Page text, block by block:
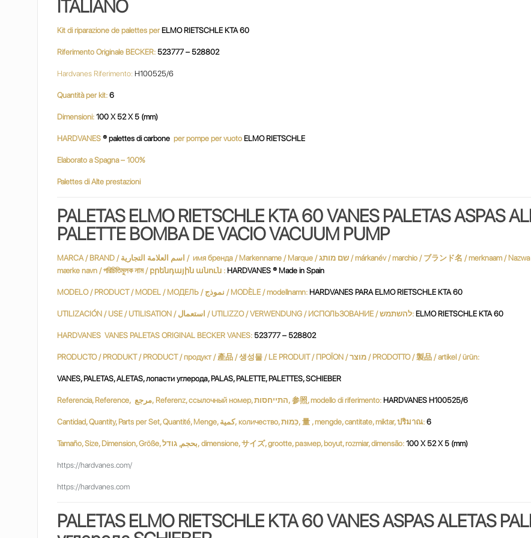
ITALIANO
Kit di riparazione de palettes per ELMO RIETSCHLE KTA 60
Riferimento Originale BECKER: 523777 – 528802
Hardvanes Riferimento: H100525/6
Quantità per kit: 6
Dimensioni: 100 X 52 X 5 (mm)
HARDVANES ® palettes di carbone per pompe per vuoto ELMO RIETSCHLE
Elaborato a Spagna – 100%
Palettes di Alte prestazioni
PALETAS ELMO RIETSCHLE KTA 60 VANES PALETAS ASPAS
PALETTE BOMBA DE VACIO VACUUM PUMP
MARCA / BRAND / اسم العلامة التجارية / имя бренда / Markenname / Marque / שם מותג / márkanév / marchio / ブランド名 / merknaam / Nazwa handlowa / nume de marcă / varumärke / marka adı / Марка /
mærke navn / পরিচিতিমুলক নাম / բրենդային անուն : HARDVANES ® Made in Spain
MODELO / PRODUCT / MODEL / МОДЕЛЬ / نموذج / MODÈLE / modellnamn: HARDVANES PARA ELMO RIETSCHLE KTA 60
UTILIZACIÓN / USE / UTILISATION / استعمال / UTILIZZO / VERWENDUNG / ИСПОЛЬЗОВАНИЕ / להשתמש: ELMO RIETSCHLE KTA 60
HARDVANES VANES PALETAS ORIGINAL BECKER VANES: 523777 – 528802
PRODUCTO / PRODUKT / PRODUCT / продукт / 產品 / 생성물 / LE PRODUIT / ΠΡΟΪΟΝ / מוצר / PRODOTTO / 製品 / artikel / ürün:
VANES, PALETAS, ALETAS, лопасти углерода, PALAS, PALETTE, PALETTES, SCHIEBER
Referencia, Reference, مرجع, Referenz, ссылочный номер, התייחסות, 参照, modello di riferimento:HARDVANES H100525/6
Cantidad, Quantity, Parts per Set, Quantité, Menge, كمية, количество, כַּמוּת, 量 , mengde, cantitate, miktar, ปริมาณ: 6
Tamaño, Size, Dimension, Größe, بحجم, גודל, dimensione, サイズ, grootte, размер, boyut, rozmiar, dimensão: 100 X 52 X 5 (mm)
https://hardvanes.com/
https://hardvanes.com
PALETAS ELMO RIETSCHLE KTA 60 VANES ASPAS ALETAS